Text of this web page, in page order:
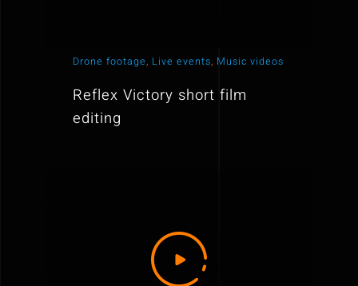
Drone footage, Live events, Music videos
Reflex Victory short film
editing